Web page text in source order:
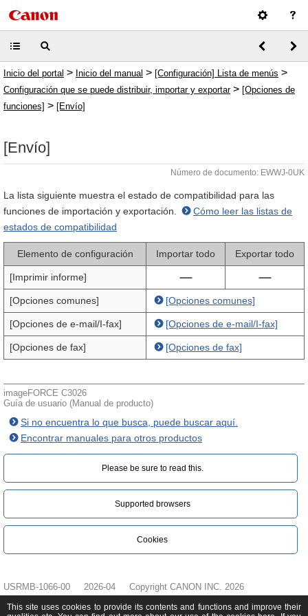
Inicio del portal > Inicio del manual > [Configuración] Lista de menús >
Configuración que se puede distribuir, importar y exportar> [Opciones de
funciones] > [Envío]
[Envío]
Número de documento: EWWJ-0UK
La lista siguiente muestra el estado de compatibilidad para las
funciones de importación y exportación.
Cómo leer las listas de
estados de compatibilidad
Elemento de configuración Importar todo Exportar todo
[Imprimir informe]
[Opciones comunes] [Opciones comunes]
[Opciones de e-mail/I-fax] [Opciones de e-mail/I-fax]
[Opciones de fax] [Opciones de fax]
imageFORCE C3026
Guía de usuario (Manual de producto)
Si no encuentra lo que busca, puede buscar aquí.
Encontrar manuales para otros productos
Please be sure to read this.‎
Supported browsers
Cookies
USRMB-1066-00 2026-04 Copyright CANON INC. 2026
This site uses cookies to provide its contents and functions and improve their